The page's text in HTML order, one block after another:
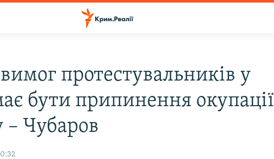
протестувальників у
бути припинення окупації
Чубаров